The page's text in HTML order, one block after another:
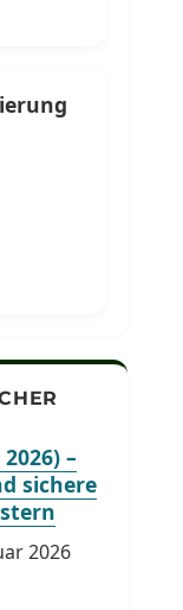
–
sichere
2026